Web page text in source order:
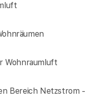
Wohnraumluft
Bereich Netzstrom -